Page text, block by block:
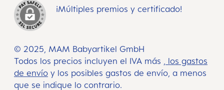
© 2025, MAM Babyartikel GmbH
Todos los precios incluyen el IVA más , los gastos
de envío y los posibles gastos de envío, a menos
que se indique lo contrario.
¡Múltiples premios y certificado!